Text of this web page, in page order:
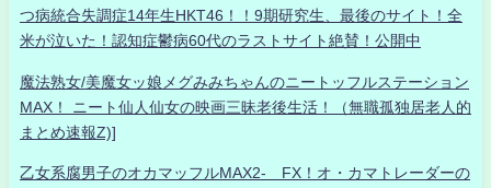
つ病統合失調症14年生HKT46！！9期研究生、最後のサイト！全
米が泣いた！認知症鬱病60代のラストサイト絶賛！公開中
魔法熟女/美魔女ッ娘メグみみちゃんのニートッフルステーション
MAX！ ニート仙人仙女の映画三昧老後生活！（無職孤独居老人的
まとめ速報Z)]
乙女系腐男子のオカマッフルMAX2- FX！オ・カマトレーダーの